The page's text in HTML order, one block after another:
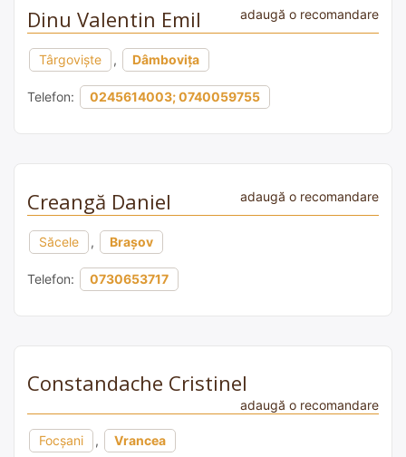
Dinu Valentin Emil adaugă o recomandare
Târgoviște , Dâmbovița
Telefon: 0245614003; 0740059755
Creangă Daniel adaugă o recomandare
Săcele , Brașov
Telefon: 0730653717
Constandache Cristinel
adaugă o recomandare
Focșani , Vrancea